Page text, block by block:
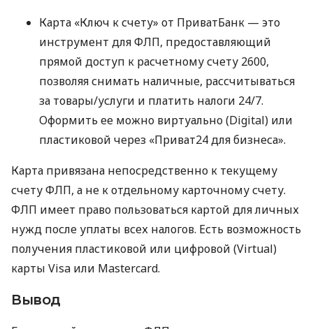
Карта «Ключ к счету» от ПриватБанк — это
инструмент для ФЛП, предоставляющий
прямой доступ к расчетному счету 2600,
позволяя снимать наличные, рассчитываться
за товары/услуги и платить налоги 24/7.
Оформить ее можно виртуально (Digital) или
пластиковой через «Приват24 для бизнеса».
Карта привязана непосредственно к текущему
счету ФЛП, а не к отдельному карточному счету.
ФЛП имеет право пользоваться картой для личных
нужд после уплаты всех налогов. Есть возможность
получения пластиковой или цифровой (Virtual)
карты Visa или Mastercard.
Вывод